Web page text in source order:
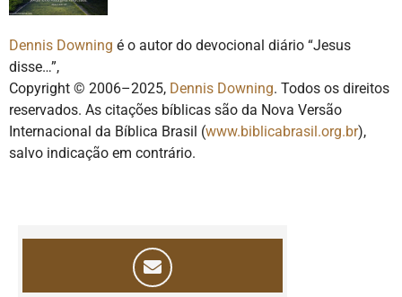
Dennis Downing é o autor do devocional diário “Jesus
disse…”,
Copyright © 2006–2025, Dennis Downing. Todos os direitos
reservados. As citações bíblicas são da Nova Versão
Internacional da Bíblica Brasil (www.biblicabrasil.org.br),
salvo indicação em contrário.